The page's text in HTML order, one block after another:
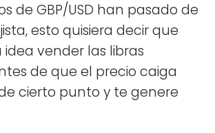
de GBP/USD han pasado de
esto quisiera decir que
vender las libras
de que el precio caiga
cierto punto y te genere